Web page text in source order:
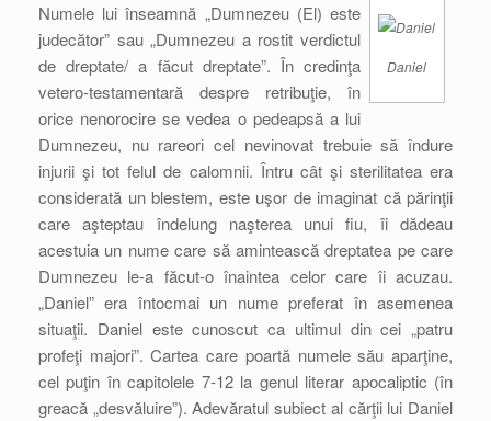
Daniel
Numele lui înseamnă „Dumnezeu (El) este
judecător” sau „Dumnezeu a rostit verdictul
de dreptate/ a făcut dreptate”. În credinţa
vetero-testamentară despre retribuţie, în
orice nenorocire se vedea o pedeapsă a lui
Dumnezeu, nu rareori cel nevinovat trebuie să îndure
injurii şi tot felul de calomnii. Întru cât şi sterilitatea era
considerată un blestem, este uşor de imaginat că părinţii
care aşteptau îndelung naşterea unui fiu, îi dădeau
acestuia un nume care să amintească dreptatea pe care
Dumnezeu le-a făcut-o înaintea celor care îi acuzau.
„Daniel” era întocmai un nume preferat în asemenea
situaţii. Daniel este cunoscut ca ultimul din cei „patru
profeţi majori”. Cartea care poartă numele său aparţine,
cel puţin în capitolele 7-12 la genul literar apocaliptic (în
greacă „desvăluire”). Adevăratul subiect al cărţii lui Daniel